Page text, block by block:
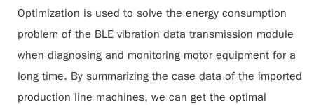
Optimization is used to solve the energy consumption
problem of the BLE vibration data transmission module
when diagnosing and monitoring motor equipment for a
long time. By summarizing the case data of the imported
production line machines, we can get the optimal